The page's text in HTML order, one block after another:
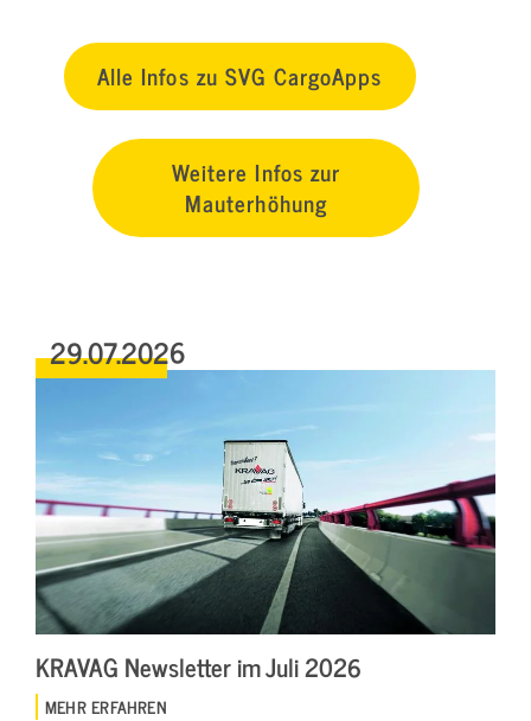
Alle Infos zu SVG CargoApps
Weitere Infos zur
Mauterhöhung
29.07.2026
KRAVAG Newsletter im Juli 2026
MEHR ERFAHREN